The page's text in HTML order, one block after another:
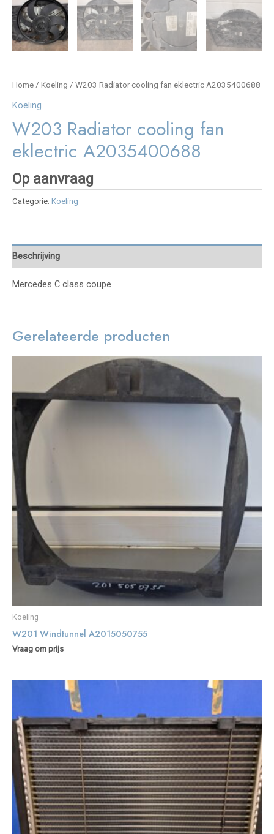
Home / Koeling / W203 Radiator cooling fan eklectric A2035400688
Koeling
W203 Radiator cooling fan
eklectric A2035400688
Op aanvraag
Categorie: Koeling
Beschrijving
Mercedes C class coupe
Gerelateerde producten
Koeling
W201 Windtunnel A2015050755
Vraag om prijs